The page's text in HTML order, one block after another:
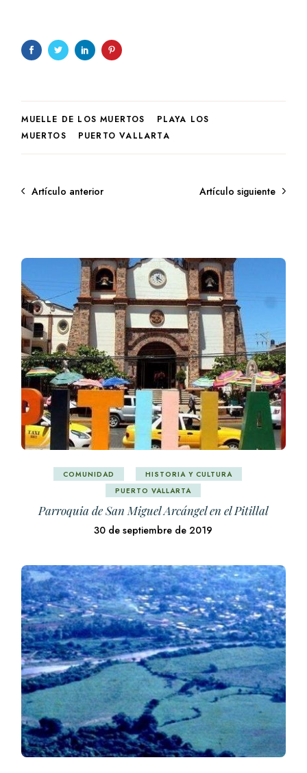
MUELLE DE LOS MUERTOS
PLAYA LOS
MUERTOS
PUERTO VALLARTA
Artículo anterior Artículo siguiente
COMUNIDAD
HISTORIA Y CULTURA
PUERTO VALLARTA
Parroquia de San Miguel Arcángel en el Pitillal
30 de septiembre de 2019